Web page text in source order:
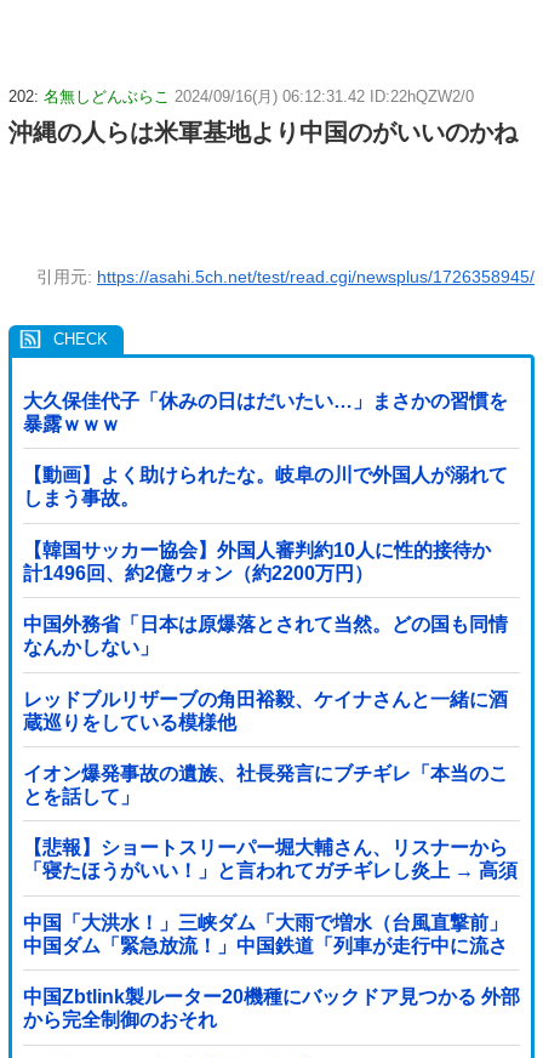
202: 名無しどんぶらこ 2024/09/16(月) 06:12:31.42 ID:22hQZW2/0
沖縄の人らは米軍基地より中国のがいいのかね
引用元: https://asahi.5ch.net/test/read.cgi/newsplus/1726358945/
大久保佳代子「休みの日はだいたい…」まさかの習慣を
暴露ｗｗｗ
【動画】よく助けられたな。岐阜の川で外国人が溺れて
しまう事故。
【韓国サッカー協会】外国人審判約10人に性的接待か
計1496回、約2億ウォン（約2200万円）
中国外務省「日本は原爆落とされて当然。どの国も同情
なんかしない」
レッドブルリザーブの角田裕毅、ケイナさんと一緒に酒
蔵巡りをしている模様他
イオン爆発事故の遺族、社長発言にブチギレ「本当のこ
とを話して」
【悲報】ショートスリーパー堀大輔さん、リスナーから
「寝たほうがいい！」と言われてガチギレし炎上 → 高須
幹也医師の医学的アドバイスに激昂 ｗｗｗｗｗｗｗｗｗ
中国「大洪水！」三峡ダム「大雨で増水（台風直撃前」
中国ダム「緊急放流！」中国鉄道「列車が走行中に流さ
れる」中国避難所「支援物資は有料です」謎の勢力
「え」→
中国Zbtlink製ルーター20機種にバックドア見つかる 外部
から完全制御のおそれ